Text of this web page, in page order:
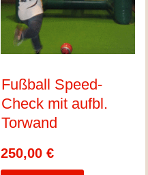
Fußball Speed-
Check mit aufbl.
Torwand
250,00€